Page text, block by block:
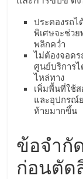
แฟ
รน
ไชส์,
รวม
แฟ
ประคองรถไ
พิเศษจะช่วย
พลิกคว่ำ
ไม่ต้องจอดร
ศูนย์บริการ
ไหล่ทาง
เพิ่มพื้นที่ใช้
และอุปกรณ์
ท้ายมากขึ้น
ข้อจำกั
ก่อนตัด